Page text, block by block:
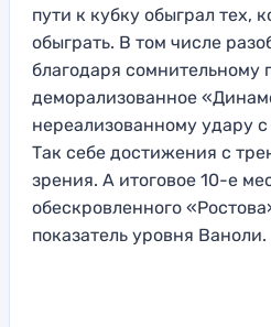
пути к кубку обыграл тех,
обыграть. В том числе
благодаря сомнительному
деморализованное
нереализованному удару
Так себе достижения с
зрения. А итоговое 10-е
обескровленного
показатель уровня Ваноли.